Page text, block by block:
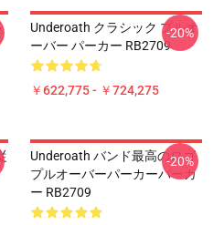
Underoath クラシック プルオ
ーバー パーカー RB2709
￥622,775 - ￥724,275
-20%
Underoath バンド最高のロゴ
プルオーバーパーカーパーカ
ー RB2709
-20%